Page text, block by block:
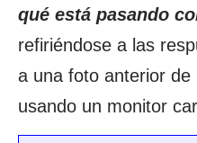
qué está pasando
refiriéndose a las
a una foto anterior
usando un monitor